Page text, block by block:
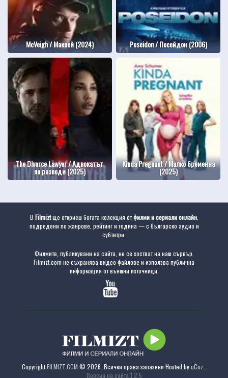
McVeigh / Маквей (2024) Poseidon / Посейдон (2006)
The Divorce Lawyer / Адвокатът
по разводи (2025)
Kinda Pregnant / Малко бременна
(2025)
В Filmiztще откриеш богата колекция отфилми и сериали онлайн,
подредени по жанрове, рейтинг и година — с българско аудио и
субтитри.
Филмите, публикувани на сайта, не се хостват на наш сървър.
Filmizt.com не съхранява видео файлове и използва публична
информация от външни източници.
CopyrightFILMIZT.COM © 2026. Всички права запазени Hosted byuCoz
Версия на сайта 1.2.5